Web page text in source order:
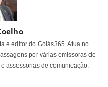
e editor do Goiás365. Atua no
por várias emissoras de
assessorias de comunicação.